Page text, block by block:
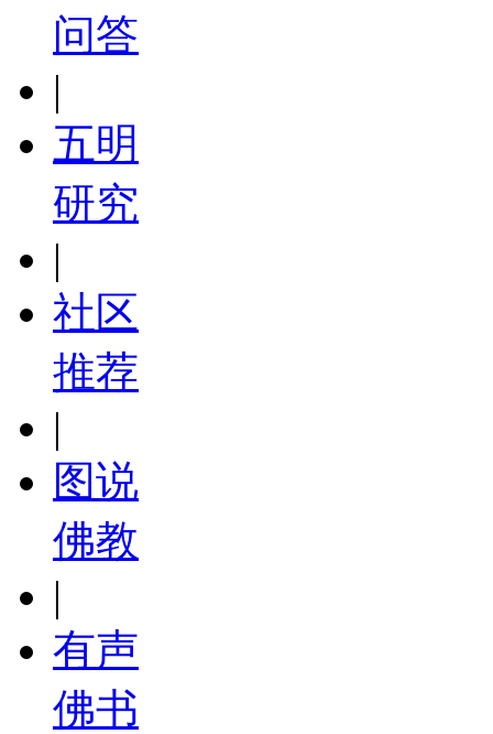
问答
|
五明
研究
|
社区
推荐
|
图说
佛教
|
有声
佛书